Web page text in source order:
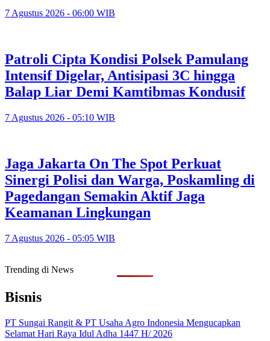
7 Agustus 2026 - 06:00 WIB
Patroli Cipta Kondisi Polsek Pamulang
Intensif Digelar, Antisipasi 3C hingga
Balap Liar Demi Kamtibmas Kondusif
7 Agustus 2026 - 05:10 WIB
Jaga Jakarta On The Spot Perkuat
Sinergi Polisi dan Warga, Poskamling di
Pagedangan Semakin Aktif Jaga
Keamanan Lingkungan
7 Agustus 2026 - 05:05 WIB
Trending di News
Bisnis
PT Sungai Rangit & PT Usaha Agro Indonesia Mengucapkan
Selamat Hari Raya Idul Adha 1447 H/ 2026